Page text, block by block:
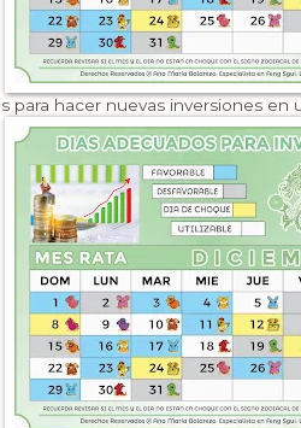
para hacer nuevas inversiones